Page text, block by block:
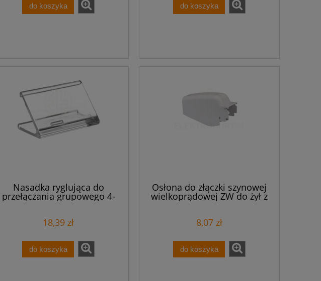
do koszyka do koszyka
Nasadka ryglująca do
przełączania grupowego 4-
polowa przeźroczysta 282-884
18,39 zł
do koszyka
Osłona do złączki szynowej
wielkoprądowej ZW do żył z
końcówką kablową szary ZWD
8,07 zł
do koszyka